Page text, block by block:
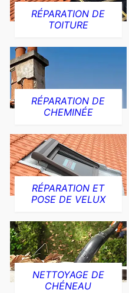
RÉPARATION DE
TOITURE
RÉPARATION DE
CHEMINÉE
RÉPARATION ET
POSE DE VELUX
NETTOYAGE DE
CHÉNEAU